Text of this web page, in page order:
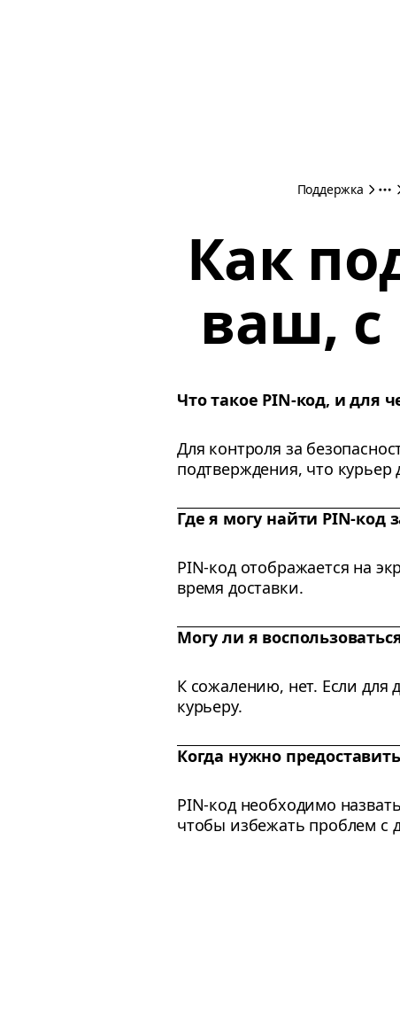
Поддержка
Как
ваш,
Что такое PIN-код, и для
Для контроля за
подтверждения, что
Где я могу найти PIN-код
PIN-код отображается на
время доставки.
Могу ли я
К сожалению, нет. Если для
курьеру.
Когда нужно
PIN-код необходимо
чтобы избежать проблем с